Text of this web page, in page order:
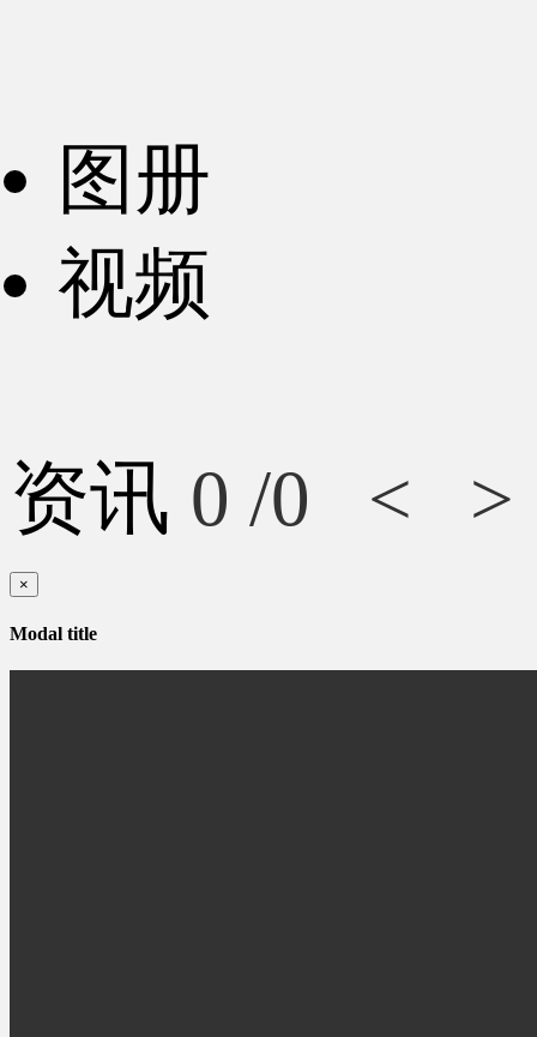
图册
视频
资讯 0 /0 < >
×
Modal title